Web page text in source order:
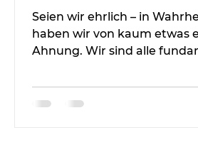
Seien wir ehrlich – in
haben wir von kaum etwas
Ahnung. Wir sind alle
komplex.